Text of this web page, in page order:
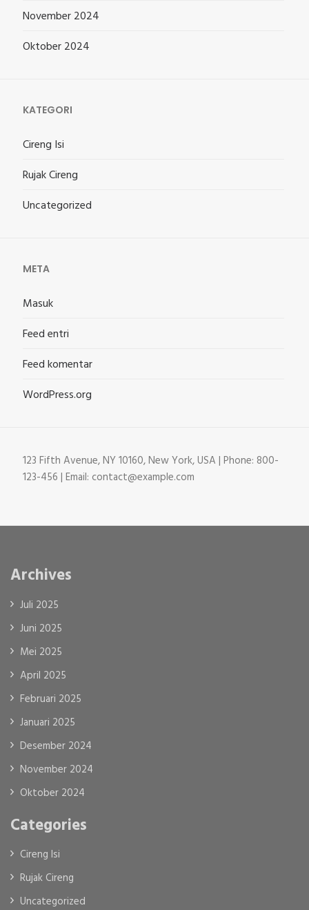
November 2024
Oktober 2024
KATEGORI
Cireng Isi
Rujak Cireng
Uncategorized
META
Masuk
Feed entri
Feed komentar
WordPress.org
123 Fifth Avenue, NY 10160, New York, USA | Phone: 800-
123-456 | Email: contact@example.com
Archives
Juli 2025
Juni 2025
Mei 2025
April 2025
Februari 2025
Januari 2025
Desember 2024
November 2024
Oktober 2024
Categories
Cireng Isi
Rujak Cireng
Uncategorized